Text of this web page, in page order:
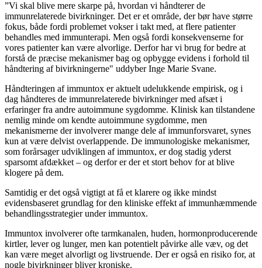
”Vi skal blive mere skarpe på, hvordan vi håndterer de
immunrelaterede bivirkninger. Det er et område, der bør have større
fokus, både fordi problemet vokser i takt med, at flere patienter
behandles med immunterapi. Men også fordi konsekvenserne for
vores patienter kan være alvorlige. Derfor har vi brug for bedre at
forstå de præcise mekanismer bag og opbygge evidens i forhold til
håndtering af bivirkningerne" uddyber Inge Marie Svane.
Håndteringen af immuntox er aktuelt udelukkende empirisk, og i
dag håndteres de immunrelaterede bivirkninger med afsæt i
erfaringer fra andre autoimmune sygdomme. Klinisk kan tilstandene
nemlig minde om kendte autoimmune sygdomme, men
mekanismerne der involverer mange dele af immunforsvaret, synes
kun at være delvist overlappende. De immunologiske mekanismer,
som forårsager udviklingen af immuntox, er dog stadig yderst
sparsomt afdækket – og derfor er der et stort behov for at blive
klogere på dem.
Samtidig er det også vigtigt at få et klarere og ikke mindst
evidensbaseret grundlag for den kliniske effekt af immunhæmmende
behandlingsstrategier under immuntox.
Immuntox involverer ofte tarmkanalen, huden, hormonproducerende
kirtler, lever og lunger, men kan potentielt påvirke alle væv, og det
kan være meget alvorligt og livstruende. Der er også en risiko for, at
nogle bivirkninger bliver kroniske.